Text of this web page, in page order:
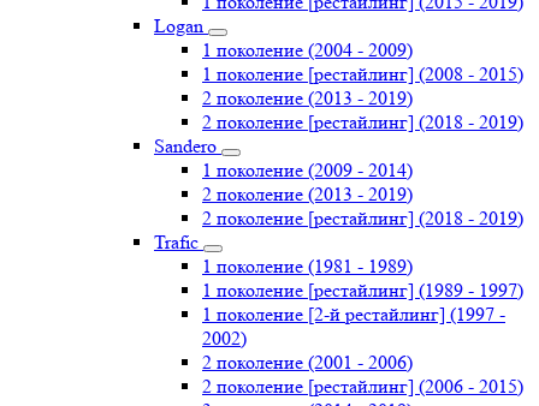
Logan
1 поколение (2004 - 2009)
1 поколение [рестайлинг] (2008 - 2015)
2 поколение (2013 - 2019)
2 поколение [рестайлинг] (2018 - 2019)
Sandero
1 поколение (2009 - 2014)
2 поколение (2013 - 2019)
2 поколение [рестайлинг] (2018 - 2019)
Trafic
1 поколение (1981 - 1989)
1 поколение [рестайлинг] (1989 - 1997)
1 поколение [2-й рестайлинг] (1997 -
2002)
2 поколение (2001 - 2006)
2 поколение [рестайлинг] (2006 - 2015)